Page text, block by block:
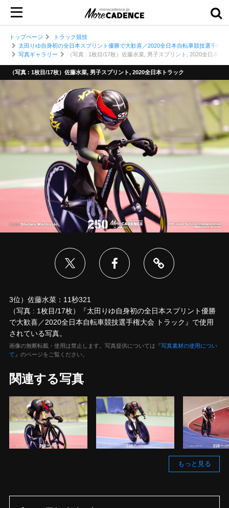
トップページ
トラック競技
太田りゆ自身初の全日本スプリント優勝で大歓喜／2020全日本自転車競技選手権大
写真ギャラリー
（写真 : 1枚目/17枚）佐藤水菜, 男子スプリント, 2020全日本ト
（写真 : 1枚目/17枚）佐藤水菜, 男子スプリント, 2020全日本トラック
3位）佐藤水菜：11秒321
（写真 : 1枚目/17枚）『太田りゆ自身初の全日本スプリント優勝
で大歓喜／2020全日本自転車競技選手権大会 トラック』で使用
されている写真。
画像の無断転載・使用は禁止します。写真提供については『写真素材の使用につい
て 』のページをご覧ください。
関連する写真
もっと見る